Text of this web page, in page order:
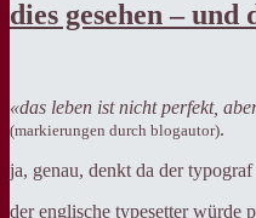
dies gesehen – und
«das leben ist nicht perfekt,
(markierungen durch blogautor).
ja, genau, denkt da der
der englische typesetter würde